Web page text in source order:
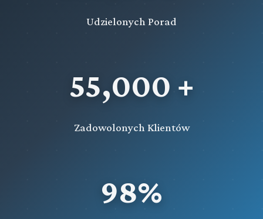
Udzielonych Porad
55,000 +
Zadowolonych Klientów
98%